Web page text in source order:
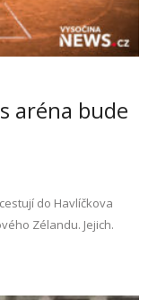
aréna bude
do Havlíčkova
Zélandu. Jejich.